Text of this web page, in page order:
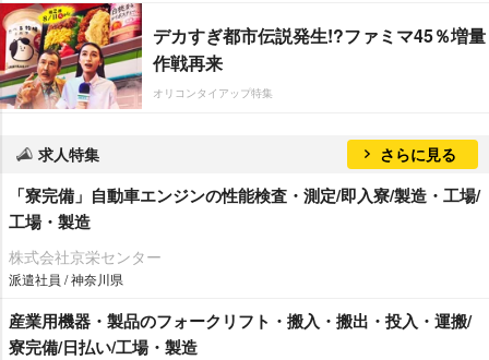
デカすぎ都市伝説発生!?ファミマ45％増量
作戦再来
オリコンタイアップ特集
求人特集 さらに見る
「寮完備」自動車エンジンの性能検査・測定/即入寮/製造・工場/
工場・製造
株式会社京栄センター
派遣社員 / 神奈川県
産業用機器・製品のフォークリフト・搬入・搬出・投入・運搬/
寮完備/日払い/工場・製造